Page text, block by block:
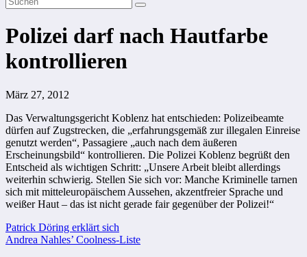
Polizei darf nach Hautfarbe
kontrollieren
März 27, 2012
Das Verwaltungsgericht Koblenz hat entschieden: Polizeibeamte
dürfen auf Zugstrecken, die „erfahrungsgemäß zur illegalen Einreise
genutzt werden“, Passagiere „auch nach dem äußeren
Erscheinungsbild“ kontrollieren. Die Polizei Koblenz begrüßt den
Entscheid als wichtigen Schritt: „Unsere Arbeit bleibt allerdings
weiterhin schwierig. Stellen Sie sich vor: Manche Kriminelle tarnen
sich mit mitteleuropäischem Aussehen, akzentfreier Sprache und
weißer Haut – das ist nicht gerade fair gegenüber der Polizei!“
Beitragsnavigation
Patrick Döring erklärt sich
Andrea Nahles’ Coolness-Liste